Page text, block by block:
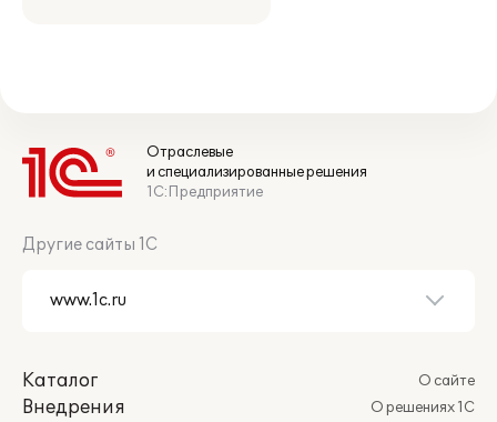
Отраслевые
и специализированные решения
1С:Предприятие
Другие сайты 1С
Каталог
Внедрения
О сайте
О решениях 1С